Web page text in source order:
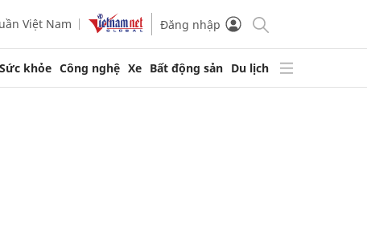
Việt Nam Đăng nhập
Sức khỏe Công nghệ Xe Bất động sản Du lịch